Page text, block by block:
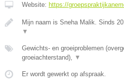
Website: https://
Mijn naam is Sneha Malik. Sinds
▼
Gewichts- en groeiproblemen
groeiachterstand),
▼
Er wordt gewerkt op afspraak.